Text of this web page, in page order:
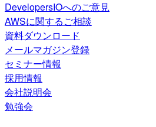
DevelopersIOへのご意見
AWSに関するご相談
資料ダウンロード
メールマガジン登録
セミナー情報
採用情報
会社説明会
勉強会